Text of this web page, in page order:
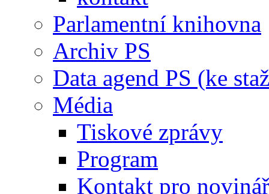
Parlamentní knihovna
Archiv PS
Data agend PS (ke
Média
Tiskové zprávy
Program
Kontakt pro